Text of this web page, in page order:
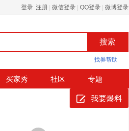
登录 注册 微信登录 QQ登录 微博登录
找券帮助
买家秀 社区 专题
我要爆料